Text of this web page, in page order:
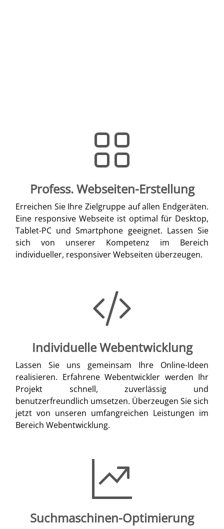
Profess. Webseiten-Erstellung
Erreichen Sie Ihre Zielgruppe auf allen Endgeräten.
Eine responsive Webseite ist optimal für Desktop,
Tablet-PC und Smartphone geeignet. Lassen Sie
sich von unserer Kompetenz im Bereich
individueller, responsiver Webseiten überzeugen.
Individuelle Webentwicklung
Lassen Sie uns gemeinsam Ihre Online-Ideen
realisieren. Erfahrene Webentwickler werden Ihr
Projekt schnell, zuverlässig und
benutzerfreundlich umsetzen. Überzeugen Sie sich
jetzt von unseren umfangreichen Leistungen im
Bereich Webentwicklung.
Suchmaschinen-Optimierung